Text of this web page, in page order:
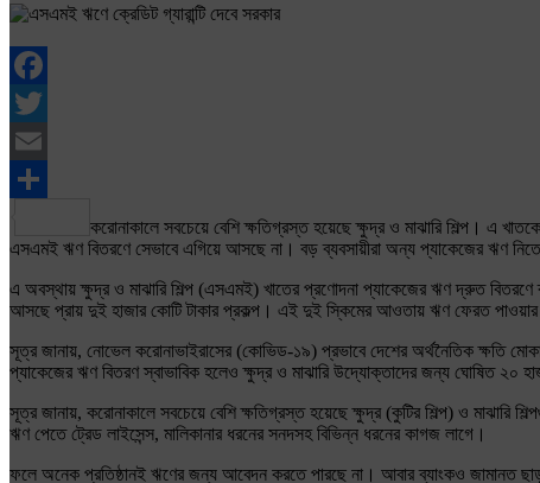
Facebook
Twitter
Email
করোনাকালে সবচেয়ে বেশি ক্ষতিগ্রস্ত হয়েছে ক্ষুদ্র ও মাঝারি শিল্প। এ
এসএমই ঋণ বিতরণে সেভাবে এগিয়ে আসছে না। বড় ব্যবসায়ীরা অন্য প্যাকেজের ঋণ নিতে
এ অবস্থায় ক্ষুদ্র ও মাঝারি শিল্প (এসএমই) খাতের প্রণোদনা প্যাকেজের ঋণ দ্রুত বিতরণে
আসছে প্রায় দুই হাজার কোটি টাকার প্রকল্প। এই দুই স্কিমের আওতায় ঋণ ফেরত পাওয়ার
সূত্র জানায়, নোভেল করোনাভাইরাসের (কোভিড-১৯) প্রভাবে দেশের অর্থনৈতিক ক্ষতি
প্যাকেজের ঋণ বিতরণ স্বাভাবিক হলেও ক্ষুদ্র ও মাঝারি উদ্যোক্তাদের জন্য ঘোষিত ২০
সূত্র জানায়, করোনাকালে সবচেয়ে বেশি ক্ষতিগ্রস্ত হয়েছে ক্ষুদ্র (কুটির শিল্প) ও মাঝারি
ঋণ পেতে ট্রেড লাইসেন্স, মালিকানার ধরনের সনদসহ বিভিন্ন ধরনের কাগজ লাগে।
ফলে অনেক প্রতিষ্ঠানই ঋণের জন্য আবেদন করতে পারছে না। আবার ব্যাংকও জামানত